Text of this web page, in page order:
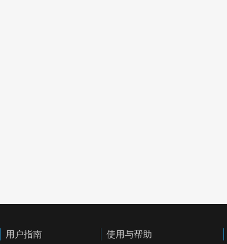
用户指南 使用与帮助